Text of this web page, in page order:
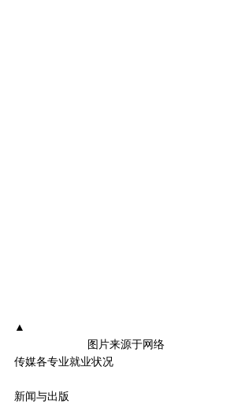
▲
图片来源于网络
传媒各专业就业状况
新闻与出版